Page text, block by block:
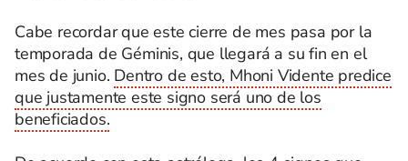
Cabe recordar que este cierre de mes pasa por la
temporada de Géminis, que llegará a su fin en el
mes de junio. Dentro de esto, Mhoni Vidente predice
que justamente este signo será uno de los
beneficiados.